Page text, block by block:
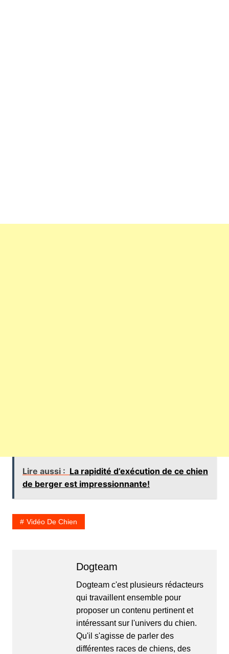
Lire aussi : La rapidité d’exécution de ce chien
de berger est impressionnante!
Vidéo De Chien
Dogteam
Dogteam c'est plusieurs rédacteurs
qui travaillent ensemble pour
proposer un contenu pertinent et
intéressant sur l'univers du chien.
Qu'il s'agisse de parler des
différentes races de chiens, des